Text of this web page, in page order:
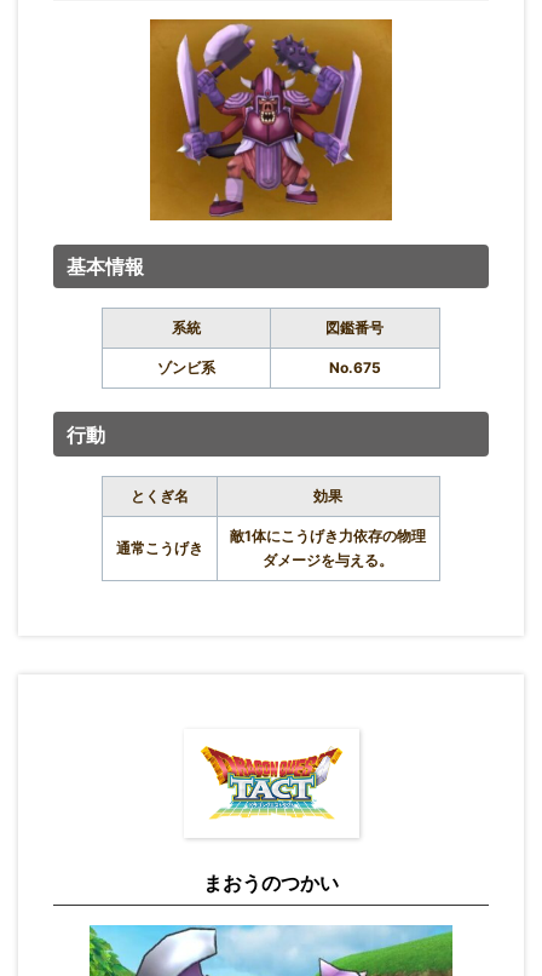
基本情報
系統 図鑑番号
ゾンビ系 No.675
行動
とくぎ名 効果
通常こうげき
敵1体にこうげき力依存の物理
ダメージを与える。
まおうのつかい